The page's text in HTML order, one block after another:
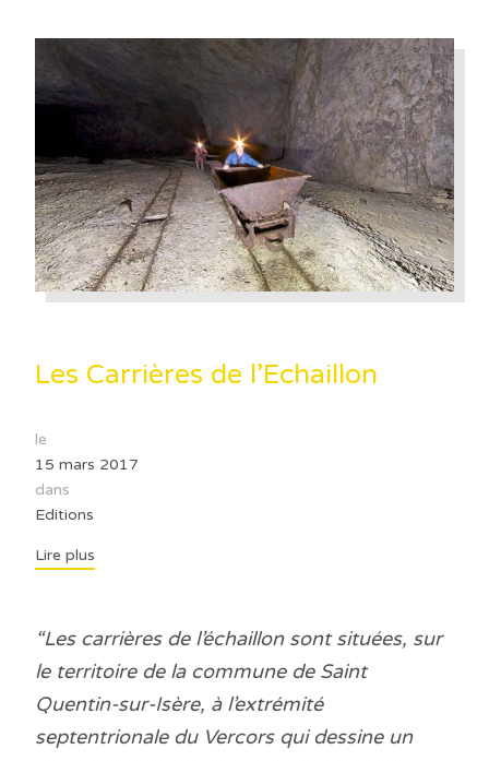
Les Carrières de l’Echaillon
le
15 mars 2017
dans
Editions
Lire plus
“Les carrières de l’échaillon sont situées, sur
le territoire de la commune de Saint
Quentin-sur-Isère, à l’extrémité
septentrionale du Vercors qui dessine un